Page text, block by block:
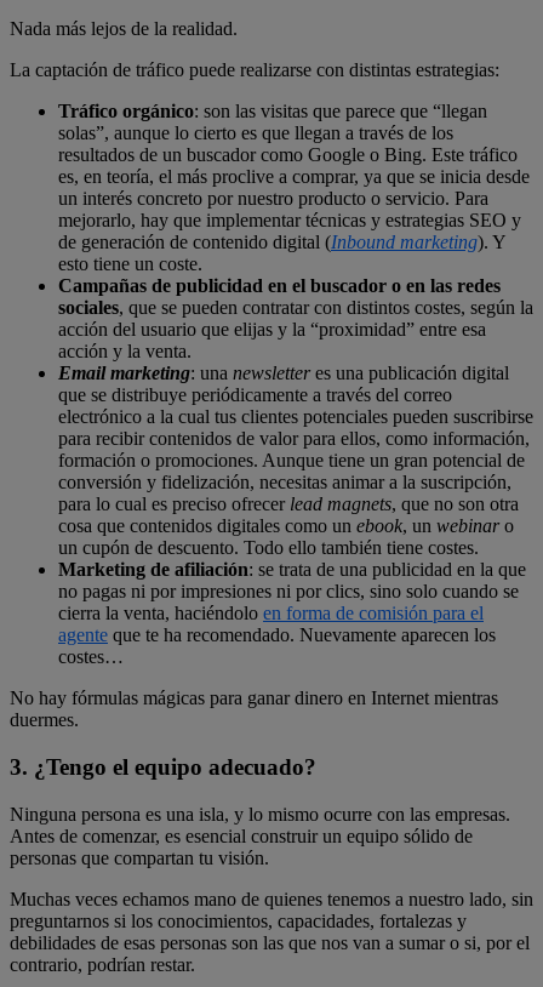
Nada más lejos de la realidad.
La captación de tráfico puede realizarse con distintas estrategias:
Tráfico orgánico: son las visitas que parece que “llegan
solas”, aunque lo cierto es que llegan a través de los
resultados de un buscador como Google o Bing. Este tráfico
es, en teoría, el más proclive a comprar, ya que se inicia desde
un interés concreto por nuestro producto o servicio. Para
mejorarlo, hay que implementar técnicas y estrategias SEO y
de generación de contenido digital (Inbound marketing). Y
esto tiene un coste.
Campañas de publicidad en el buscador o en las redes
sociales, que se pueden contratar con distintos costes, según la
acción del usuario que elijas y la “proximidad” entre esa
acción y la venta.
Email marketing: una newsletteres una publicación digital
que se distribuye periódicamente a través del correo
electrónico a la cual tus clientes potenciales pueden suscribirse
para recibir contenidos de valor para ellos, como información,
formación o promociones. Aunque tiene un gran potencial de
conversión y fidelización, necesitas animar a la suscripción,
para lo cual es preciso ofrecer lead magnets, que no son otra
cosa que contenidos digitales como un ebook, un webinaro
un cupón de descuento. Todo ello también tiene costes.
Marketing de afiliación: se trata de una publicidad en la que
no pagas ni por impresiones ni por clics, sino solo cuando se
cierra la venta, haciéndolo en forma de comisión para el
agente que te ha recomendado. Nuevamente aparecen los
costes…
No hay fórmulas mágicas para ganar dinero en Internet mientras
duermes.
3. ¿Tengo el equipo adecuado?
Ninguna persona es una isla, y lo mismo ocurre con las empresas.
Antes de comenzar, es esencial construir un equipo sólido de
personas que compartan tu visión.
Muchas veces echamos mano de quienes tenemos a nuestro lado, sin
preguntarnos si los conocimientos, capacidades, fortalezas y
debilidades de esas personas son las que nos van a sumar o si, por el
contrario, podrían restar.